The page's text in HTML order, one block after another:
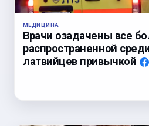
МЕДИЦИНА
Врачи озадачены все
распространенной
латвийцев привычкой